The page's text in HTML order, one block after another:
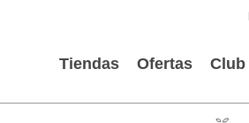
Tiendas Ofertas Club